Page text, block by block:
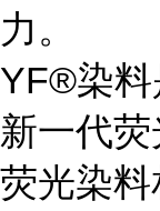
力。
YF®染料
新一代
荧光染